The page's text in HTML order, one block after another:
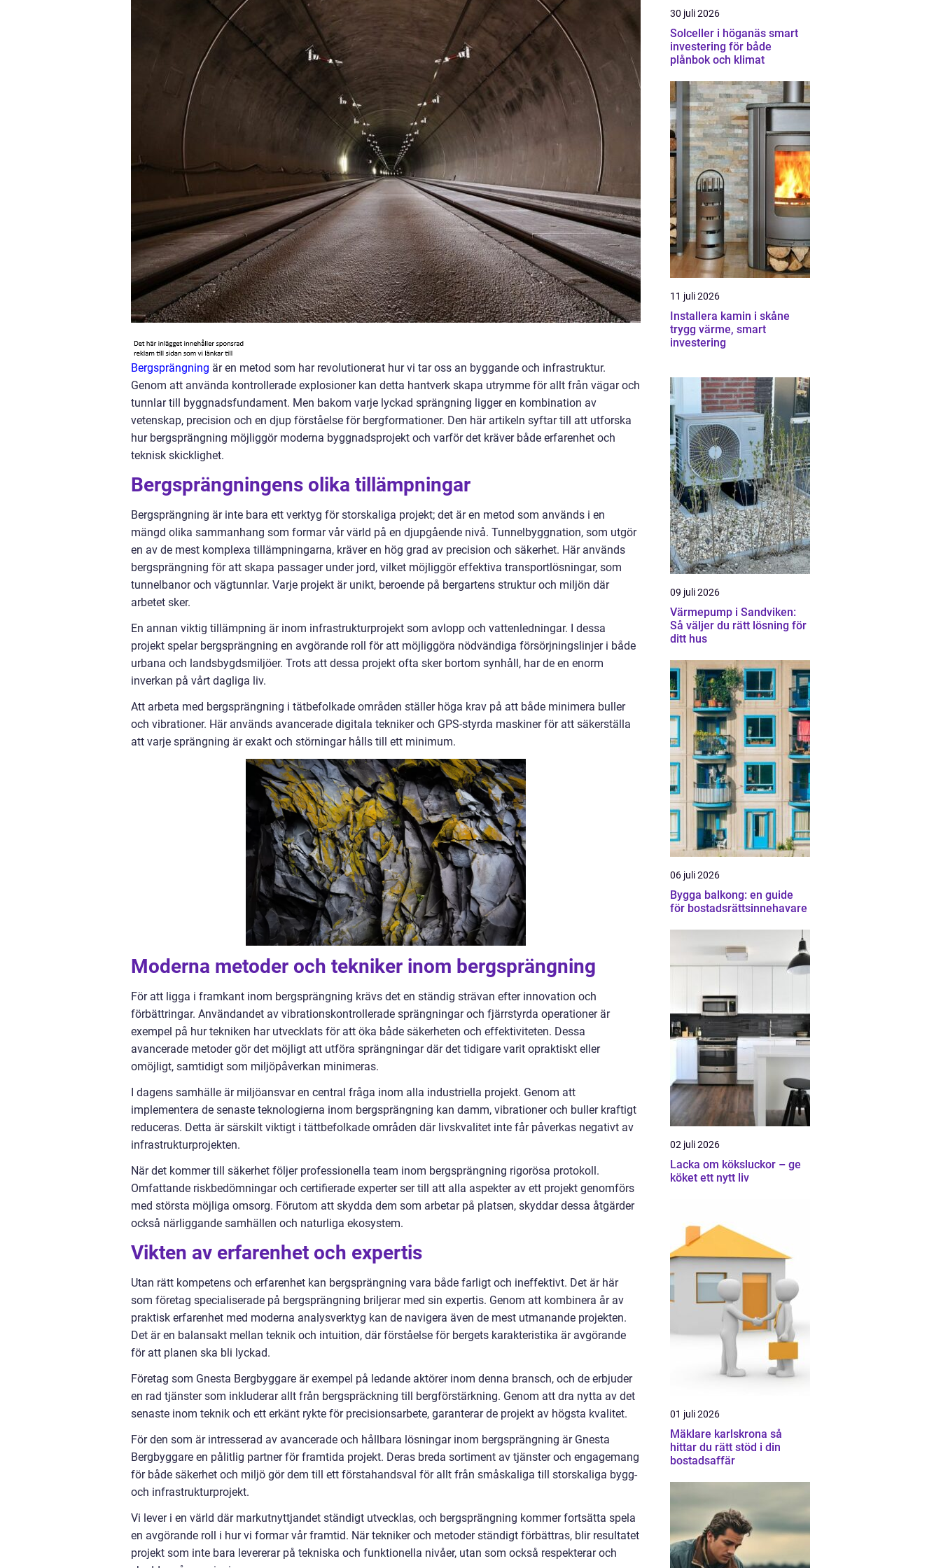
Bergsprängning är en metod som har revolutionerat hur vi tar oss an byggande och infrastruktur.
Genom att använda kontrollerade explosioner kan detta hantverk skapa utrymme för allt från vägar och
tunnlar till byggnadsfundament. Men bakom varje lyckad sprängning ligger en kombination av
vetenskap, precision och en djup förståelse för bergformationer. Den här artikeln syftar till att utforska
hur bergsprängning möjliggör moderna byggnadsprojekt och varför det kräver både erfarenhet och
teknisk skicklighet.
Bergsprängningens olika tillämpningar
Bergsprängning är inte bara ett verktyg för storskaliga projekt; det är en metod som används i en
mängd olika sammanhang som formar vår värld på en djupgående nivå. Tunnelbyggnation, som utgör
en av de mest komplexa tillämpningarna, kräver en hög grad av precision och säkerhet. Här används
bergsprängning för att skapa passager under jord, vilket möjliggör effektiva transportlösningar, som
tunnelbanor och vägtunnlar. Varje projekt är unikt, beroende på bergartens struktur och miljön där
arbetet sker.
En annan viktig tillämpning är inom infrastrukturprojekt som avlopp och vattenledningar. I dessa
projekt spelar bergsprängning en avgörande roll för att möjliggöra nödvändiga försörjningslinjer i både
urbana och landsbygdsmiljöer. Trots att dessa projekt ofta sker bortom synhåll, har de en enorm
inverkan på vårt dagliga liv.
Att arbeta med bergsprängning i tätbefolkade områden ställer höga krav på att både minimera buller
och vibrationer. Här används avancerade digitala tekniker och GPS-styrda maskiner för att säkerställa
att varje sprängning är exakt och störningar hålls till ett minimum.
Moderna metoder och tekniker inom bergsprängning
För att ligga i framkant inom bergsprängning krävs det en ständig strävan efter innovation och
förbättringar. Användandet av vibrationskontrollerade sprängningar och fjärrstyrda operationer är
exempel på hur tekniken har utvecklats för att öka både säkerheten och effektiviteten. Dessa
avancerade metoder gör det möjligt att utföra sprängningar där det tidigare varit opraktiskt eller
omöjligt, samtidigt som miljöpåverkan minimeras.
I dagens samhälle är miljöansvar en central fråga inom alla industriella projekt. Genom att
implementera de senaste teknologierna inom bergsprängning kan damm, vibrationer och buller kraftigt
reduceras. Detta är särskilt viktigt i tättbefolkade områden där livskvalitet inte får påverkas negativt av
infrastrukturprojekten.
När det kommer till säkerhet följer professionella team inom bergsprängning rigorösa protokoll.
Omfattande riskbedömningar och certifierade experter ser till att alla aspekter av ett projekt genomförs
med största möjliga omsorg. Förutom att skydda dem som arbetar på platsen, skyddar dessa åtgärder
också närliggande samhällen och naturliga ekosystem.
Vikten av erfarenhet och expertis
Utan rätt kompetens och erfarenhet kan bergsprängning vara både farligt och ineffektivt. Det är här
som företag specialiserade på bergsprängning briljerar med sin expertis. Genom att kombinera år av
praktisk erfarenhet med moderna analysverktyg kan de navigera även de mest utmanande projekten.
Det är en balansakt mellan teknik och intuition, där förståelse för bergets karakteristika är avgörande
för att planen ska bli lyckad.
Företag som Gnesta Bergbyggare är exempel på ledande aktörer inom denna bransch, och de erbjuder
en rad tjänster som inkluderar allt från bergspräckning till bergförstärkning. Genom att dra nytta av det
senaste inom teknik och ett erkänt rykte för precisionsarbete, garanterar de projekt av högsta kvalitet.
För den som är intresserad av avancerade och hållbara lösningar inom bergsprängning är Gnesta
Bergbyggare en pålitlig partner för framtida projekt. Deras breda sortiment av tjänster och engagemang
för både säkerhet och miljö gör dem till ett förstahandsval för allt från småskaliga till storskaliga bygg-
och infrastrukturprojekt.
Vi lever i en värld där markutnyttjandet ständigt utvecklas, och bergsprängning kommer fortsätta spela
en avgörande roll i hur vi formar vår framtid. När tekniker och metoder ständigt förbättras, blir resultatet
projekt som inte bara levererar på tekniska och funktionella nivåer, utan som också respekterar och
30 juli 2026
Solceller i höganäs smart
investering för både
plånbok och klimat
11 juli 2026
Installera kamin i skåne
trygg värme, smart
investering
09 juli 2026
Värmepump i Sandviken:
Så väljer du rätt lösning för
ditt hus
06 juli 2026
Bygga balkong: en guide
för bostadsrättsinnehavare
02 juli 2026
Lacka om köksluckor – ge
köket ett nytt liv
01 juli 2026
Mäklare karlskrona så
hittar du rätt stöd i din
bostadsaffär